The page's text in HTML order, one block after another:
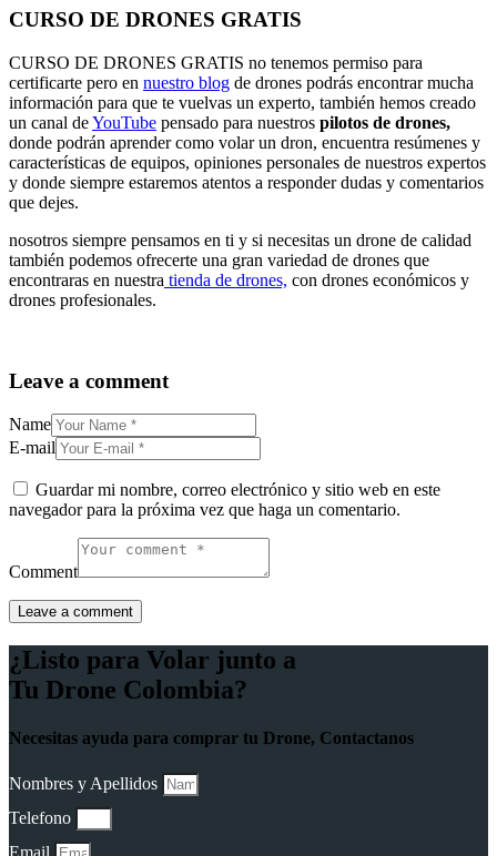
CURSO DE DRONES GRATIS
CURSO DE DRONES GRATIS no tenemos permiso para
certificarte pero en nuestro blog de drones podrás encontrar mucha
información para que te vuelvas un experto, también hemos creado
un canal deYouTube pensado para nuestros pilotos de drones,
donde podrán aprender como volar un dron, encuentra resúmenes y
características de equipos, opiniones personales de nuestros expertos
y donde siempre estaremos atentos a responder dudas y comentarios
que dejes.
nosotros siempre pensamos en ti y si necesitas un drone de calidad
también podemos ofrecerte una gran variedad de drones que
encontraras en nuestra tienda de drones, con drones económicos y
drones profesionales.
Leave a comment
Name
E-mail
Guardar mi nombre, correo electrónico y sitio web en este
navegador para la próxima vez que haga un comentario.
Comment
¿Listo para Volar junto a
Tu Drone Colombia?
Necesitas ayuda para comprar tu Drone, Contactanos
Nombres y Apellidos
Telefono
Email